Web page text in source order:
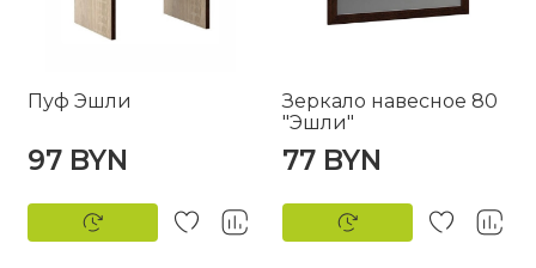
Пуф Эшли
97 BYN
Зеркало навесное 80
"Эшли"
77 BYN